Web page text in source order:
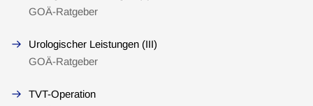
GOÄ-Ratgeber
Urologischer Leistungen (III)
GOÄ-Ratgeber
TVT-Operation